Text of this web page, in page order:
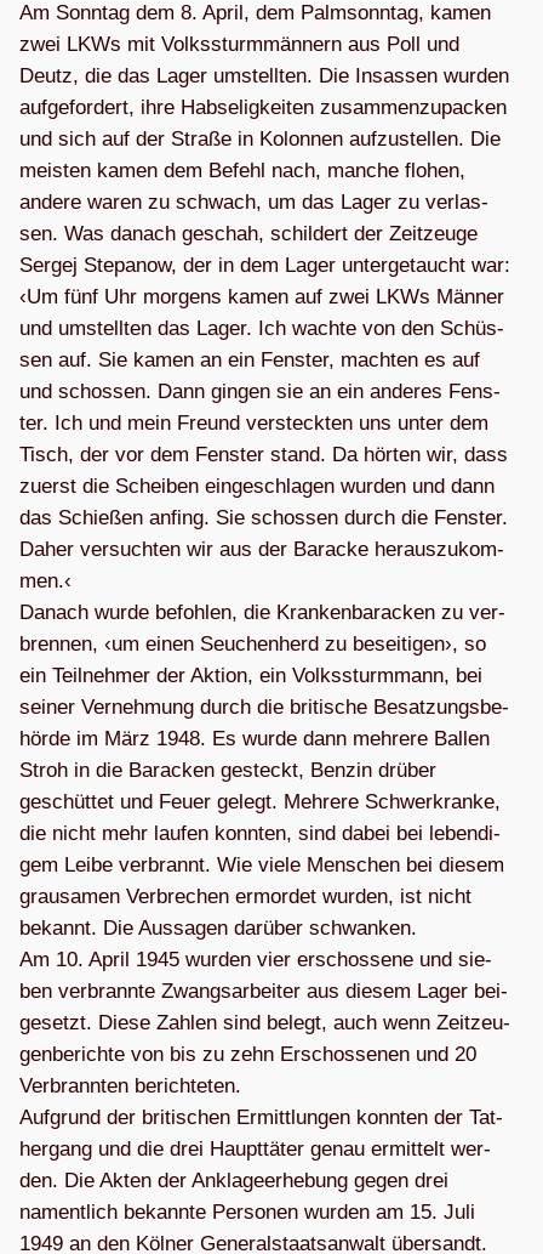
Am Sonn­tag dem 8. April, dem Palm­sonn­tag, kamen
zwei LKWs mit Volks­sturm­män­nern aus Poll und
Deutz, die das Lager umstell­ten. Die Insas­sen wur­den
auf­ge­for­dert, ihre Hab­se­lig­kei­ten zusam­men­zu­pa­cken
und sich auf der Straße in Kolon­nen auf­zu­stel­len. Die
meis­ten kamen dem Befehl nach, man­che flo­hen,
andere waren zu schwach, um das Lager zu ver­las­
sen. Was danach geschah, schil­dert der Zeit­zeuge
Ser­gej Ste­panow, der in dem Lager unter­ge­taucht war:
‹Um fünf Uhr mor­gens kamen auf zwei LKWs Män­ner
und umstell­ten das Lager. Ich wachte von den Schüs­
sen auf. Sie kamen an ein Fens­ter, mach­ten es auf
und schos­sen. Dann gin­gen sie an ein ande­res Fens­
ter. Ich und mein Freund ver­steck­ten uns unter dem
Tisch, der vor dem Fens­ter stand. Da hör­ten wir, dass
zuerst die Schei­ben ein­ge­schla­gen wur­den und dann
das Schie­ßen anfing. Sie schos­sen durch die Fens­ter.
Daher ver­such­ten wir aus der Bara­cke her­aus­zu­kom­
men.‹
Danach wurde befoh­len, die Kran­ken­ba­ra­cken zu ver­
bren­nen, ‹um einen Seu­chen­herd zu besei­ti­gen›, so
ein Teil­neh­mer der Aktion, ein Volks­sturm­mann, bei
sei­ner Ver­neh­mung durch die bri­ti­sche Besat­zungs­be­
hörde im März 1948. Es wurde dann meh­rere Bal­len
Stroh in die Bara­cken gesteckt, Ben­zin drü­ber
geschüt­tet und Feuer gelegt. Meh­rere Schwer­kranke,
die nicht mehr lau­fen konn­ten, sind dabei bei leben­di­
gem Leibe ver­brannt. Wie viele Men­schen bei die­sem
grau­sa­men Ver­bre­chen ermor­det wur­den, ist nicht
bekannt. Die Aus­sa­gen dar­über schwan­ken.
Am 10. April 1945 wur­den vier erschos­sene und sie­
ben ver­brannte Zwangs­ar­bei­ter aus die­sem Lager bei­
gesetzt. Diese Zah­len sind belegt, auch wenn Zeit­zeu­
gen­be­richte von bis zu zehn Erschos­se­nen und 20
Ver­brann­ten berich­te­ten.
Auf­grund der bri­ti­schen Ermitt­lun­gen konn­ten der Tat­
her­gang und die drei Haupt­tä­ter genau ermit­telt wer­
den. Die Akten der Ankla­ge­er­he­bung gegen drei
nament­lich bekannte Per­so­nen wur­den am 15. Juli
1949 an den Köl­ner Gene­ral­staats­an­walt über­sandt.